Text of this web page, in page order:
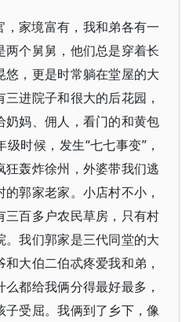
，家境富有，我和弟各有一
个舅舅，他们总是穿着长
，更是时常躺在堂屋的大
进院子和很大的后花园，
妈、佣人，看门的和黄包
时候，发生“七七事变”，
轰炸徐州，外婆带我们逃
郭家老家。小店村不小，
百多户农民草房，只有村
我们郭家是三代同堂的大
大伯二伯忒疼爱我和弟，
都给我俩分得最好最多，
受屈。我俩到了乡下，像